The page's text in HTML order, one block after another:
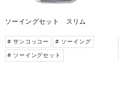
ソーイングセット スリム
# サンコッコー # ソーイング
# ソーイングセット